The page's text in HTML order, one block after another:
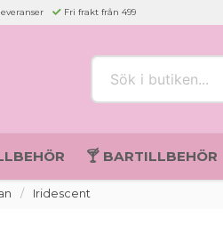
Fri frakt från 499
🍸 BARTILLBEHÖR
Iridescent